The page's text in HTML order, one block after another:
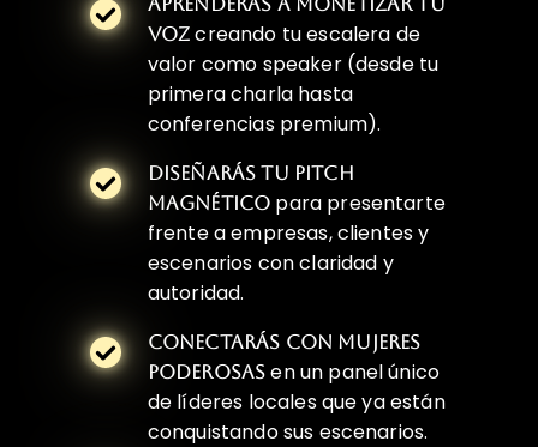
VOZ creando tu escalera de
valor como speaker (desde tu
primera charla hasta
conferencias premium).
DISEÑARÁS TU PITCH
MAGNÉTICO para presentarte
frente a empresas, clientes y
escenarios con claridad y
autoridad.
CONECTARÁS CON MUJERES
PODEROSAS en un panel único
de líderes locales que ya están
conquistando sus escenarios.